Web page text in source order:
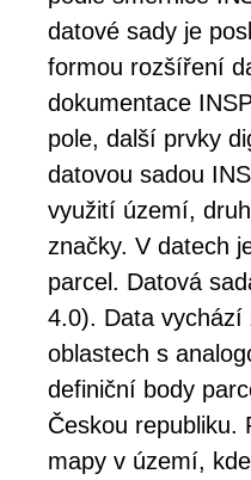
datové sady je
formou rozšíření
dokumentace
pole, další prvky
datovou sadou
využití území,
značky. V datech
parcel. Datová
4.0). Data
oblastech s
definiční body
Českou republiku.
mapy v území,